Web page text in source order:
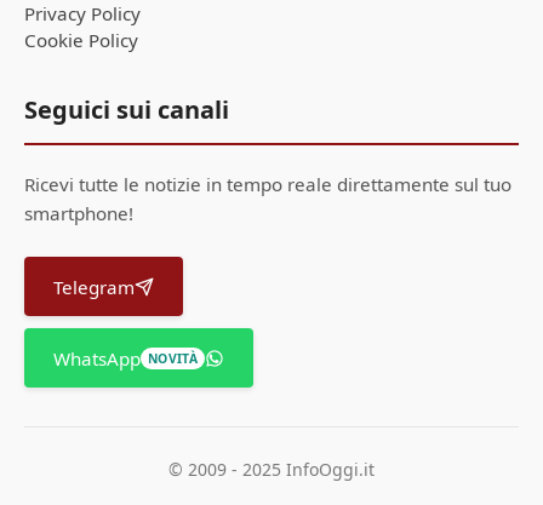
Privacy Policy
Cookie Policy
Seguici sui canali
Ricevi tutte le notizie in tempo reale direttamente sul tuo
smartphone!
Telegram
WhatsApp NOVITÀ
© 2009 - 2025 InfoOggi.it